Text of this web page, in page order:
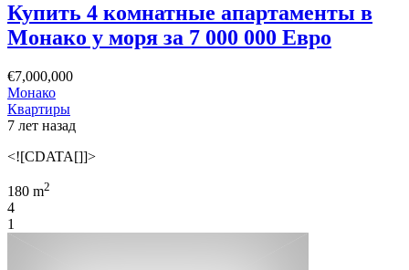
Купить 4 комнатные апартаменты в
Монако у моря за 7 000 000 Евро
€7,000,000
Монако
Квартиры
7 лет назад
<![CDATA[]]>
180 m2
4
1